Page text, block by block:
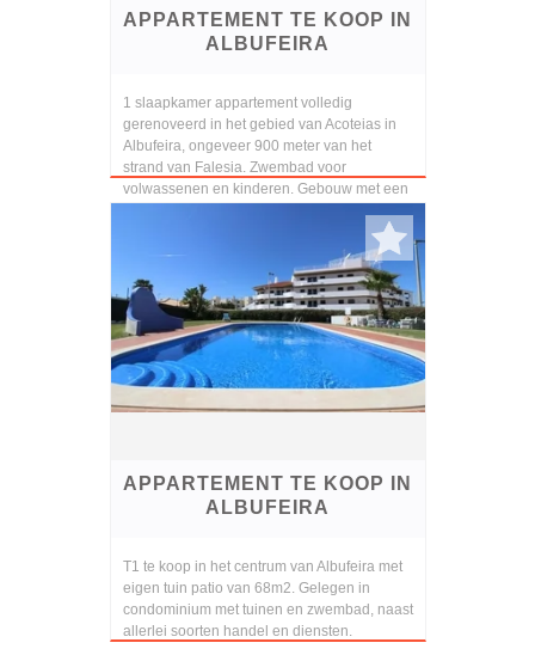
APPARTEMENT TE KOOP IN
ALBUFEIRA
1 slaapkamer appartement volledig
gerenoveerd in het gebied van Acoteias in
Albufeira, ongeveer 900 meter van het
strand van Falesia. Zwembad voor
volwassenen en kinderen. Gebouw met een
APPARTEMENT TE KOOP IN
ALBUFEIRA
T1 te koop in het centrum van Albufeira met
eigen tuin patio van 68m2. Gelegen in
condominium met tuinen en zwembad, naast
allerlei soorten handel en diensten.